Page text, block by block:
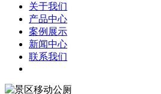
关于我们
产品中心
案例展示
新闻中心
联系我们